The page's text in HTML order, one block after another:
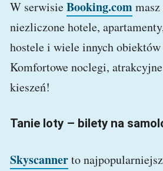
W serwisieBooking.com
niezliczone hotele,
hostele i wiele innych
Komfortowe noclegi,
kieszeń!
Tanie loty – bilety na
Skyscannerto